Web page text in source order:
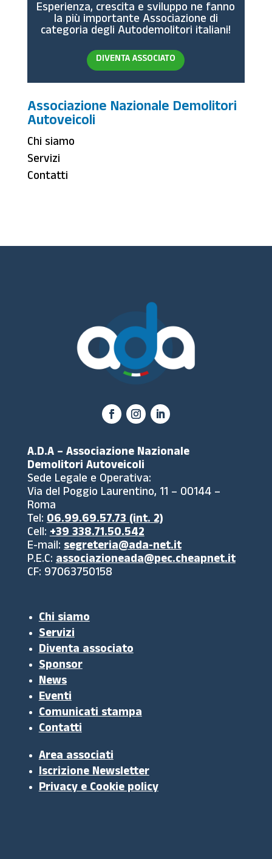
Esperienza, crescita e sviluppo ne fanno
la più importante Associazione di
categoria degli Autodemolitori italiani!
DIVENTA ASSOCIATO
Associazione Nazionale Demolitori
Autoveicoli
Chi siamo
Servizi
Contatti
A.D.A – Associazione Nazionale
Demolitori Autoveicoli
Sede Legale e Operativa:
Via del Poggio Laurentino, 11 – 00144 –
Roma
Tel:06.99.69.57.73 (int. 2)
Cell:+39 338.71.50.542
E-mail:segreteria@ada-net.it
P.E.C:associazioneada@pec.cheapnet.it
CF: 97063750158
Chi siamo
Servizi
Diventa associato
Sponsor
News
Eventi
Comunicati stampa
Contatti
Area associati
Iscrizione Newsletter
Privacy e Cookie policy